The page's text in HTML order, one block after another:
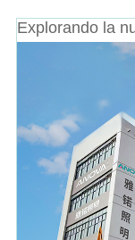
Explorando la